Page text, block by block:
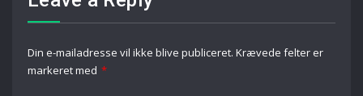
Din e-mailadresse vil ikke blive publiceret. Krævede felter er
markeret med *